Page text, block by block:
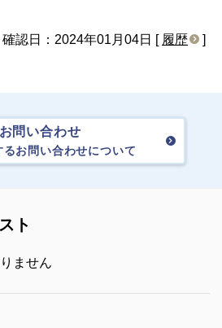
認日：2024年01月04日 [ 履歴 ]
お問い合わせ
るお問い合わせについて
ト
ません